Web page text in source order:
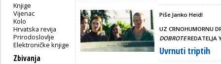
Knjige
Vijenac
Kolo
Hrvatska revija
Prirodoslovlje
Elektroničke knjige
Zbivanja
Piše Janko Heidl
UZ CRNOHUMORNU
DOBROTEREDATELJA
Uvrnuti triptih